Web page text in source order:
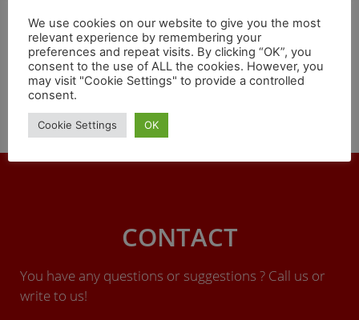
Trucks
It looks sleek, the Volta Zero – more like a bus with no
passenger windows than a truck. Now the vehicle is to
support the logistics company DB Schenker in its
environmentally friendly climate strategy.
CONTACT
You have any questions or suggestions ? Call us or
write to us!
We use cookies on our website to give you the most
relevant experience by remembering your
preferences and repeat visits. By clicking “OK”, you
consent to the use of ALL the cookies. However, you
may visit "Cookie Settings" to provide a controlled
consent.
Cookie Settings OK